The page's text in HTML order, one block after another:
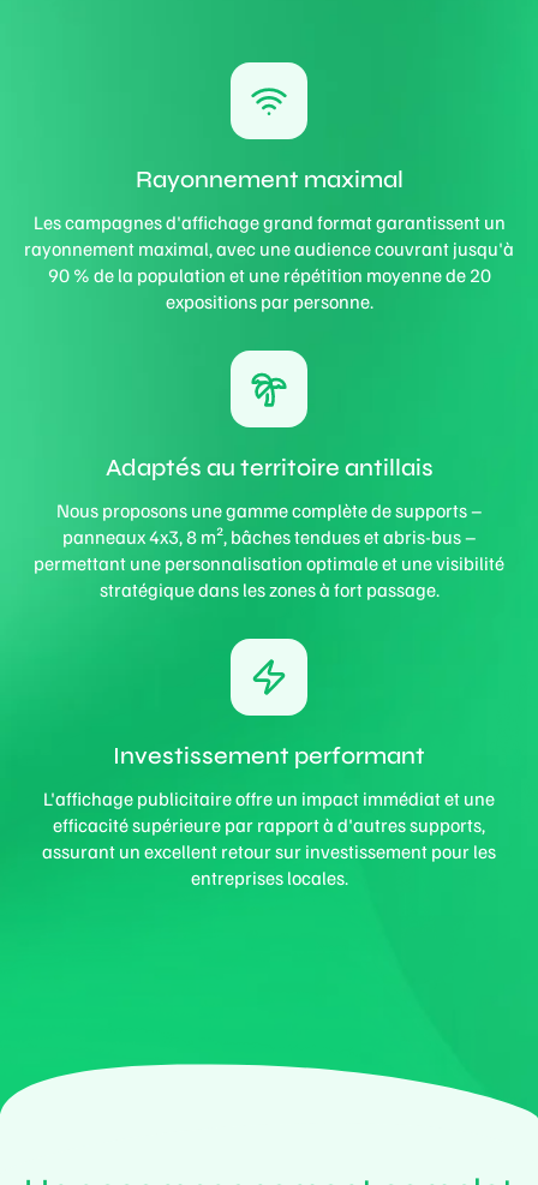
Rayonnement maximal
Les campagnes d'affichage grand format garantissent un
rayonnement maximal, avec une audience couvrant jusqu'à
90 % de la population et une répétition moyenne de 20
expositions par personne.
Adaptés au territoire antillais
Nous proposons une gamme complète de supports –
panneaux 4x3, 8 m², bâches tendues et abris-bus –
permettant une personnalisation optimale et une visibilité
stratégique dans les zones à fort passage.
Investissement performant
L'affichage publicitaire offre un impact immédiat et une
efficacité supérieure par rapport à d'autres supports,
assurant un excellent retour sur investissement pour les
entreprises locales.